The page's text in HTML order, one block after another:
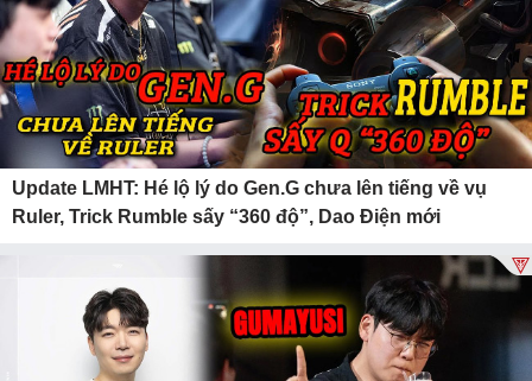
Update LMHT: Hé lộ lý do Gen.G chưa lên tiếng về vụ
Ruler, Trick Rumble sấy “360 độ”, Dao Điện mới